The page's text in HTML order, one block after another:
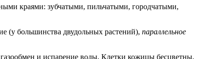
краями: зубчатыми, пильчатыми, городчатыми,
(у большинства двудольных растений), параллельное
и испарение воды. Клетки кожицы бесцветны.